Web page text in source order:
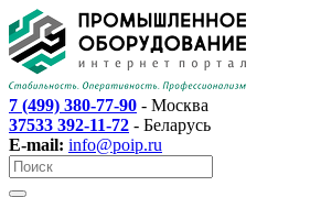
7 (499) 380-77-90 - Москва
37533 392-11-72 - Беларусь
E-mail: info@poip.ru